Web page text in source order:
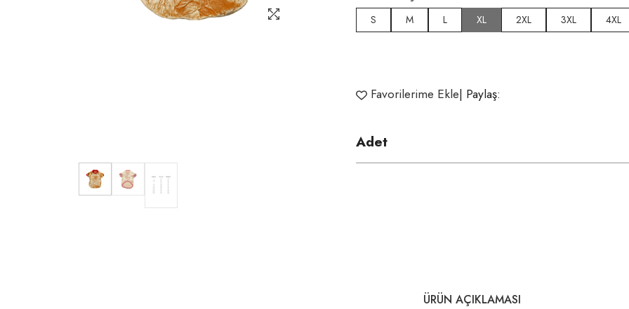
S M L XL 2XL 3XL 4XL
Favorilerime Ekle| Paylaş:
Adet
ÜRÜN AÇIKLAMASI